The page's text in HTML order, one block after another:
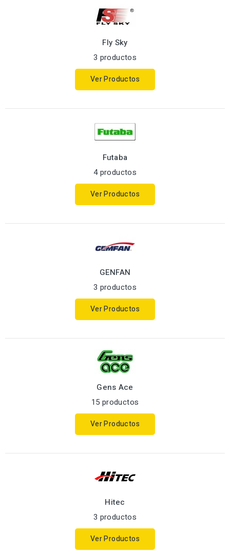
Fly Sky
3 productos
Ver Productos
Futaba
4 productos
Ver Productos
GENFAN
3 productos
Ver Productos
Gens Ace
15 productos
Ver Productos
Hitec
3 productos
Ver Productos